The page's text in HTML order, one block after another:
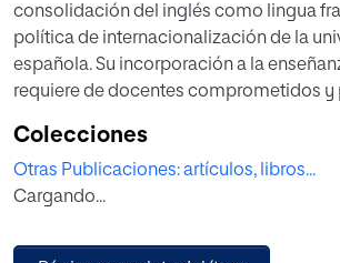
consolidación del inglés como lingua
política de internacionalización de la
española. Su incorporación a la
requiere de docentes comprometidos y
en una lengua extranjera. Para formar
profesorado, se necesita conocer sus
opiniones y temores, y tratar de darles
mostrar las actitudes de los docentes
Colecciones
Otras Publicaciones: artículos, libros...
Cargando...